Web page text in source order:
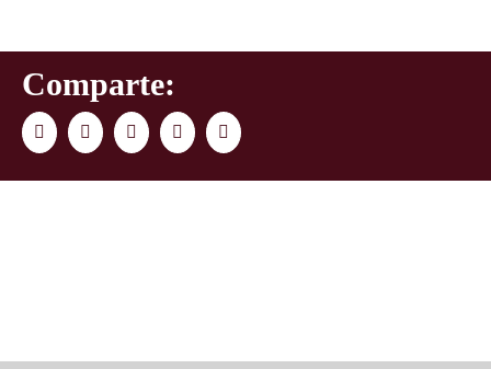
Comparte:
FacebookTwitter LinkedInWhatsAppCorreo
electrónico